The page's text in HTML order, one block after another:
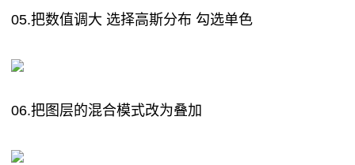
05.把数值调大 选择高斯分布 勾选单色
06.把图层的混合模式改为叠加